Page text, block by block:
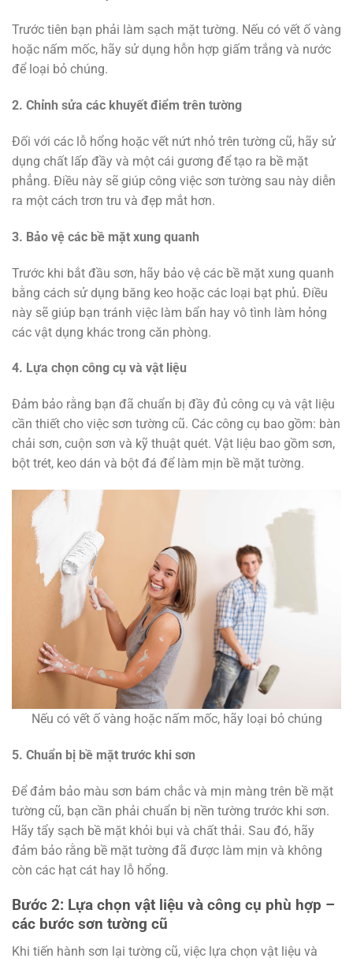
Trước tiên bạn phải làm sạch mặt tường. Nếu có vết ố vàng
hoặc nấm mốc, hãy sử dụng hỗn hợp giấm trắng và nước
để loại bỏ chúng.
2. Chỉnh sửa các khuyết điểm trên tường
Đối với các lỗ hổng hoặc vết nứt nhỏ trên tường cũ, hãy sử
dụng chất lấp đầy và một cái gương để tạo ra bề mặt
phẳng. Điều này sẽ giúp công việc sơn tường sau này diễn
ra một cách trơn tru và đẹp mắt hơn.
3. Bảo vệ các bề mặt xung quanh
Trước khi bắt đầu sơn, hãy bảo vệ các bề mặt xung quanh
bằng cách sử dụng băng keo hoặc các loại bạt phủ. Điều
này sẽ giúp bạn tránh việc làm bẩn hay vô tình làm hỏng
các vật dụng khác trong căn phòng.
4. Lựa chọn công cụ và vật liệu
Đảm bảo rằng bạn đã chuẩn bị đầy đủ công cụ và vật liệu
cần thiết cho việc sơn tường cũ. Các công cụ bao gồm: bàn
chải sơn, cuộn sơn và kỹ thuật quét. Vật liệu bao gồm sơn,
bột trét, keo dán và bột đá để làm mịn bề mặt tường.
Nếu có vết ố vàng hoặc nấm mốc, hãy loại bỏ chúng
5. Chuẩn bị bề mặt trước khi sơn
Để đảm bảo màu sơn bám chắc và mịn màng trên bề mặt
tường cũ, bạn cần phải chuẩn bị nền tường trước khi sơn.
Hãy tẩy sạch bề mặt khỏi bụi và chất thải. Sau đó, hãy
đảm bảo rằng bề mặt tường đã được làm mịn và không
còn các hạt cát hay lỗ hổng.
Bước 2: Lựa chọn vật liệu và công cụ phù hợp –
các bước sơn tường cũ
Khi tiến hành sơn lại tường cũ, việc lựa chọn vật liệu và